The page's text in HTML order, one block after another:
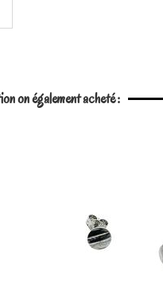
on également acheté :